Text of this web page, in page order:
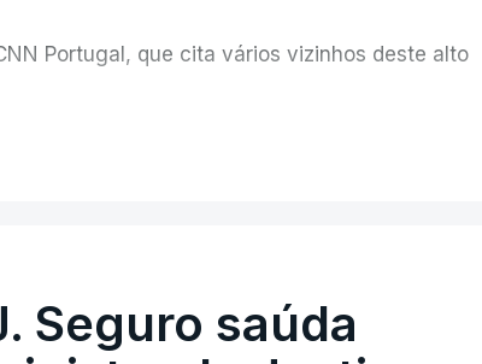
Portugal, que cita vários vizinhos deste alto
Seguro saúda